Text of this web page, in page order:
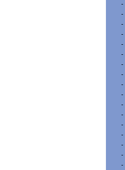
-
-
-
-
-
-
-
-
-
-
-
-
-
-
-
-
-